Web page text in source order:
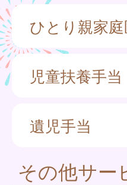
ひとり親家
児童扶養手当
遺児手当
その他サー